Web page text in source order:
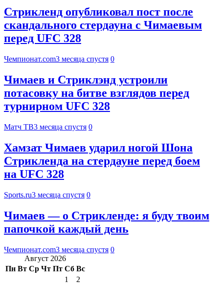
Стрикленд опубликовал пост после
скандального стердауна с Чимаевым
перед UFC 328
Чемпионат.com3 месяца спустя 0
Чимаев и Стриклэнд устроили
потасовку на битве взглядов перед
турнирном UFC 328
Матч ТВ3 месяца спустя 0
Хамзат Чимаев ударил ногой Шона
Стрикленда на стердауне перед боем
на UFC 328
Sports.ru3 месяца спустя 0
Чимаев — о Стрикленде: я буду твоим
папочкой каждый день
Чемпионат.com3 месяца спустя 0
Август 2026
Пн Вт Ср Чт Пт Сб Вс
1
2